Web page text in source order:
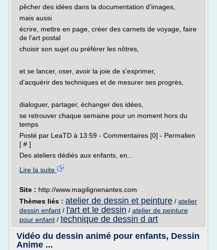
pêcher des idées dans la documentation d'images,
mais aussi
écrire, mettre en page, créer des carnets de voyage, faire
de l'art postal
choisir son sujet ou préférer les nôtres,
et se lancer, oser, avoir la joie de s'exprimer,
d'acquérir des techniques et de mesurer ses progrès,
dialoguer, partager, échanger des idées,
se retrouver chaque semaine pour un moment hors du
temps
Posté par LeaTD à 13:59 - Commentaires [0] - Permalien
[ # ]
Des ateliers dédiés aux enfants, en...
Lire la suite
Site : http://www.magilignenantes.com
Thèmes liés : atelier de dessin et peinture / atelier
dessin enfant / l'art et le dessin / atelier de peinture
pour enfant / technique de dessin d art
Vidéo du dessin animé pour enfants, Dessin
Anime ...